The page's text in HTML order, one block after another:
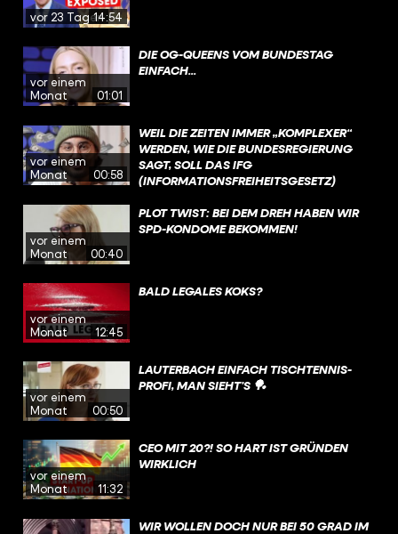
DAS GESETZ EIN BISSCHEN LOCKERN
SOLLEN – IM FOKUS STEHEN DA AUCH
vor 23 Tagen14:54
vor einem
Monat
01:01
DIE OG-QUEENS VOM BUNDESTAG
EINFACH...
vor einem
Monat
00:58
WEIL DIE ZEITEN IMMER „KOMPLEXER“
WERDEN, WIE DIE BUNDESREGIERUNG
SAGT, SOLL DAS IFG
(INFORMATIONSFREIHEITSGESETZ)
BEREICHE „KRITISCHE INFRASTRUKTUR,
SPIONAGEABWEHR,
vor einem
Monat
00:40
PLOT TWIST: BEI DEM DREH HABEN WIR
SPD-KONDOME BEKOMMEN!
vor einem
Monat
12:45
BALD LEGALES KOKS?
vor einem
Monat
00:50
LAUTERBACH EINFACH TISCHTENNIS-
PROFI, MAN SIEHT’S 🏓
vor einem
Monat
11:32
CEO MIT 20?! SO HART IST GRÜNDEN
WIRKLICH
WIR WOLLEN DOCH NUR BEI 50 GRAD IM